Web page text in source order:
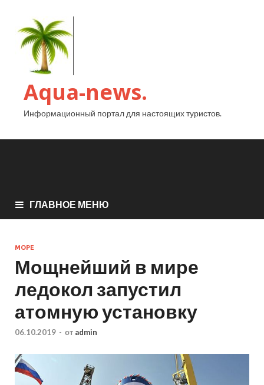
Aqua-news.
Информационный портал для настоящих туристов.
ГЛАВНОЕ МЕНЮ
МОРЕ
Мощнейший в мире
ледокол запустил
атомную установку
06.10.2019 - от admin